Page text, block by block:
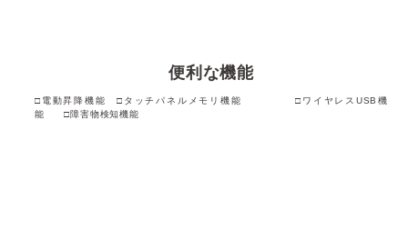
便利な機能
□電動昇降機能 □タッチパネルメモリ機能 □ワイヤレスUSB機
能 □障害物検知機能